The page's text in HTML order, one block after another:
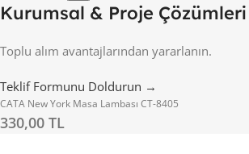
Kurumsal & Proje Çözümleri
Toplu alım avantajlarından yararlanın.
Teklif Formunu Doldurun →
CATA New York Masa Lambası CT-8405
330,00 TL